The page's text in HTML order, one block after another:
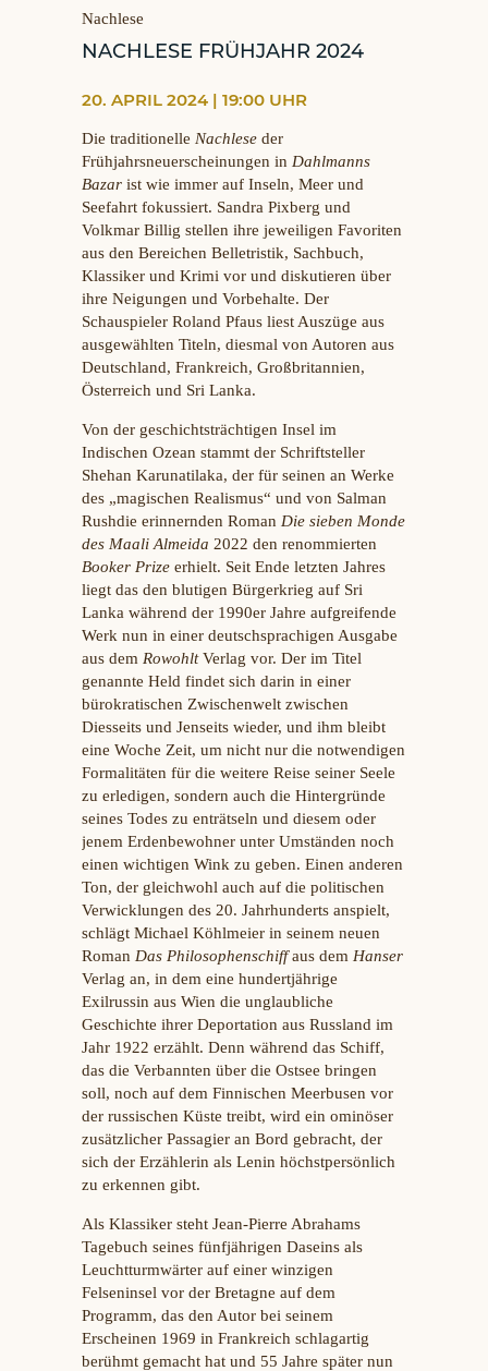
Nachlese
NACHLESE FRÜHJAHR 2024
20. APRIL 2024 | 19:00 UHR
Die traditionelle Nachleseder
Frühjahrsneuerscheinungen in Dahlmanns
Bazarist wie immer auf Inseln, Meer und
Seefahrt fokussiert. Sandra Pixberg und
Volkmar Billig stellen ihre jeweiligen Favoriten
aus den Bereichen Belletristik, Sachbuch,
Klassiker und Krimi vor und diskutieren über
ihre Neigungen und Vorbehalte. Der
Schauspieler Roland Pfaus liest Auszüge aus
ausgewählten Titeln, diesmal von Autoren aus
Deutschland, Frankreich, Großbritannien,
Österreich und Sri Lanka.
Von der geschichtsträchtigen Insel im
Indischen Ozean stammt der Schriftsteller
Shehan Karunatilaka, der für seinen an Werke
des „magischen Realismus“ und von Salman
Rushdie erinnernden Roman Die sieben Monde
des Maali Almeida 2022 den renommierten
Booker Prizeerhielt. Seit Ende letzten Jahres
liegt das den blutigen Bürgerkrieg auf Sri
Lanka während der 1990er Jahre aufgreifende
Werk nun in einer deutschsprachigen Ausgabe
aus dem RowohltVerlag vor. Der im Titel
genannte Held findet sich darin in einer
bürokratischen Zwischenwelt zwischen
Diesseits und Jenseits wieder, und ihm bleibt
eine Woche Zeit, um nicht nur die notwendigen
Formalitäten für die weitere Reise seiner Seele
zu erledigen, sondern auch die Hintergründe
seines Todes zu enträtseln und diesem oder
jenem Erdenbewohner unter Umständen noch
einen wichtigen Wink zu geben. Einen anderen
Ton, der gleichwohl auch auf die politischen
Verwicklungen des 20. Jahrhunderts anspielt,
schlägt Michael Köhlmeier in seinem neuen
Roman Das Philosophenschiffaus dem Hanser
Verlag an, in dem eine hundertjährige
Exilrussin aus Wien die unglaubliche
Geschichte ihrer Deportation aus Russland im
Jahr 1922 erzählt. Denn während das Schiff,
das die Verbannten über die Ostsee bringen
soll, noch auf dem Finnischen Meerbusen vor
der russischen Küste treibt, wird ein ominöser
zusätzlicher Passagier an Bord gebracht, der
sich der Erzählerin als Lenin höchstpersönlich
zu erkennen gibt.
Als Klassiker steht Jean-Pierre Abrahams
Tagebuch seines fünfjährigen Daseins als
Leuchtturmwärter auf einer winzigen
Felseninsel vor der Bretagne auf dem
Programm, das den Autor bei seinem
Erscheinen 1969 in Frankreich schlagartig
berühmt gemacht hat und 55 Jahre später nun